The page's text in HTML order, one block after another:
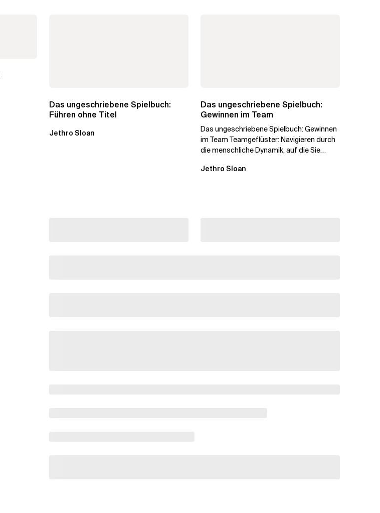
Das ungeschriebene Spielbuch:
Führen ohne Titel
Jethro Sloan
Das ungeschriebene Spielbuch:
Gewinnen im Team
Das ungeschriebene Spielbuch: Gewinnen
im Team Teamgeflüster: Navigieren durch
die menschliche Dynamik, auf die Sie
Jethro Sloan